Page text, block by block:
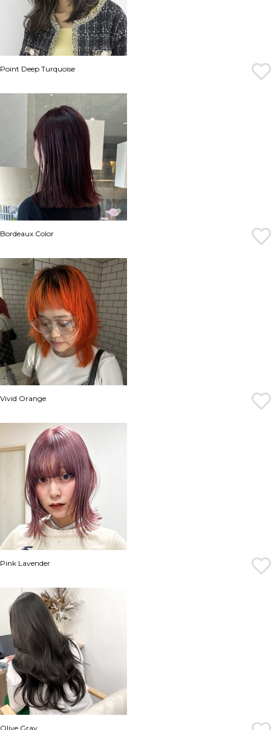
Point Deep Turquoise
Bordeaux Color
Vivid Orange
Pink Lavender
Olive Gray